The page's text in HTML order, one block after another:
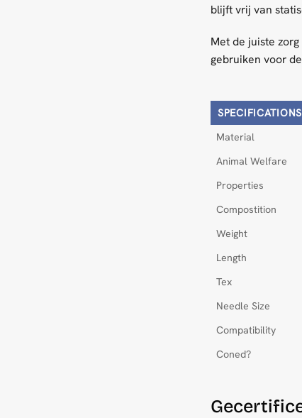
blijft vrij van
Met de juiste
gebruiken voor
SPECIFICATIONS
Material
Animal Welfare
Properties
Compostition
Weight
Length
Tex
Needle Size
Compatibility
Coned?